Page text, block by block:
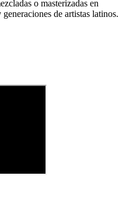
o masterizadas en
de artistas latinos.